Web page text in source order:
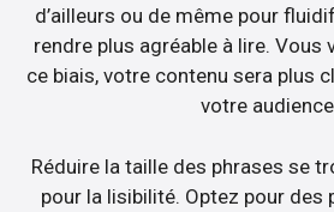
d’ailleurs ou de même pour
rendre plus agréable à lire. Vous
ce biais, votre contenu sera plus
votre
Réduire la taille des phrases se
pour la lisibilité. Optez pour des